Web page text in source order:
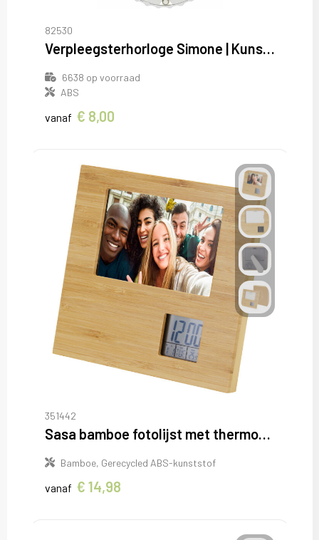
82530
Verpleegsterhorloge Simone | Kunststof | Speld
6638 op voorraad
ABS
vanaf € 8,00
351442
Sasa bamboe fotolijst met thermometer
Bamboe, Gerecycled ABS-kunststof
vanaf € 14,98